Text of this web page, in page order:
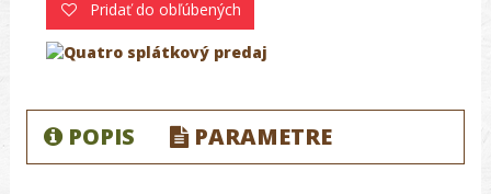
Pridať do obľúbených
POPIS PARAMETRE